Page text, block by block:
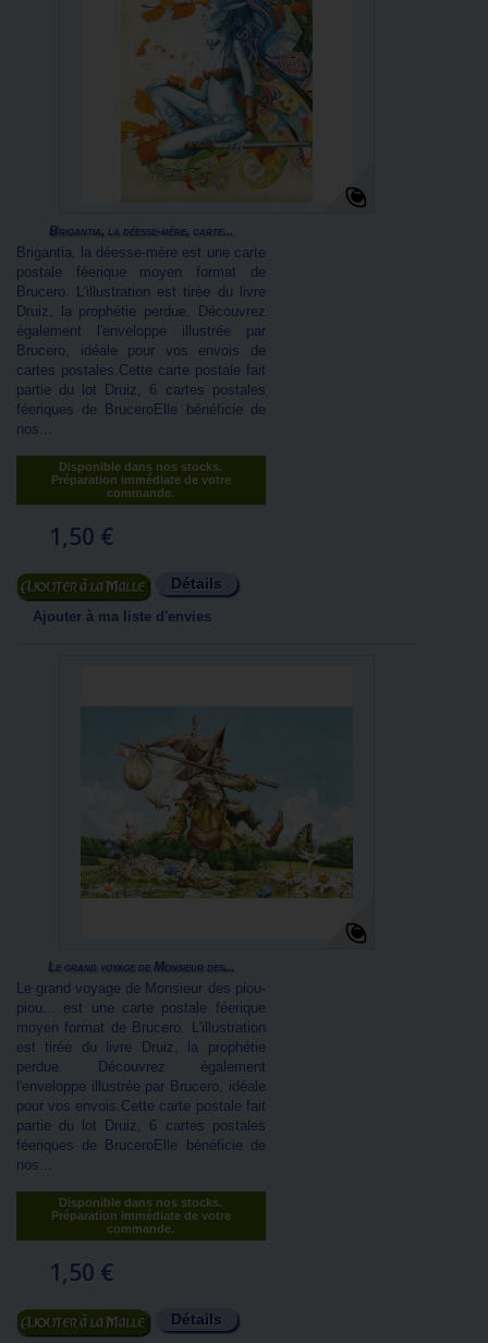
Brigantia, la déesse-mère, carte...
Brigantia, la déesse-mère est une carte
postale féerique moyen format de
Brucero. L'illustration est tirée du livre
Druiz, la prophétie perdue. Découvrez
également l'enveloppe illustrée par
Brucero, idéale pour vos envois de
cartes postales.Cette carte postale fait
partie du lot Druiz, 6 cartes postales
féeriques de BruceroElle bénéficie de
nos...
Disponible dans nos stocks.
Préparation immédiate de votre
commande.
1,50 €
Ajouter au panier Détails
Ajouter à ma liste d'envies
Le grand voyage de Monsieur des...
Le grand voyage de Monsieur des piou-
piou... est une carte postale féerique
moyen format de Brucero. L'illustration
est tirée du livre Druiz, la prophétie
perdue. Découvrez également
l'enveloppe illustrée par Brucero, idéale
pour vos envois.Cette carte postale fait
partie du lot Druiz, 6 cartes postales
féeriques de BruceroElle bénéficie de
nos...
Disponible dans nos stocks.
Préparation immédiate de votre
commande.
1,50 €
Ajouter au panier Détails